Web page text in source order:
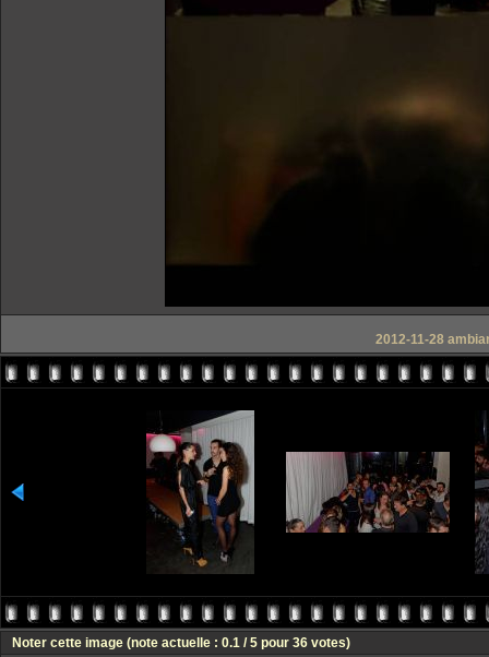
2012-11-28
Noter cette image (note actuelle : 0.1 / 5 pour 36 votes)